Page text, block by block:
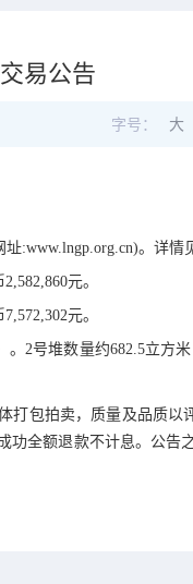
易公告
字号： 大
址:www.lngp.org.cn)。详情
2,582,860元。
7,572,302元。
2号堆数量约682.5立方
打包拍卖，质量及品质以
功全额退款不计息。公告